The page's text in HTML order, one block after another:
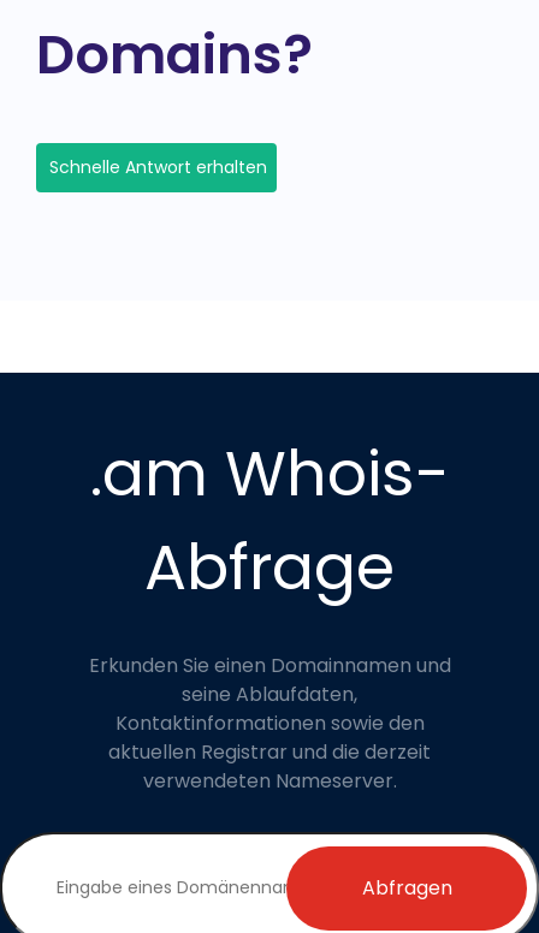
Domains?
Schnelle Antwort erhalten
.am Whois-
Abfrage
Erkunden Sie einen Domainnamen und
seine Ablaufdaten,
Kontaktinformationen sowie den
aktuellen Registrar und die derzeit
verwendeten Nameserver.
Abfragen